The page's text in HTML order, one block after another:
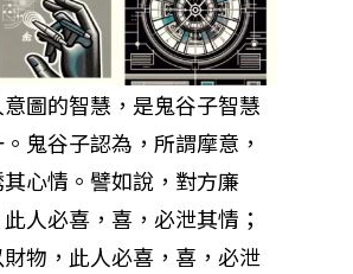
意圖的智慧，是鬼谷子智慧
鬼谷子認為，所謂摩意，
心情。譬如說，對方廉
人必喜，喜，必泄其情；
物，此人必喜，喜，必泄